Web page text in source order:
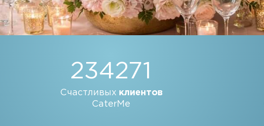
234271
Счастливых клиентов
CaterMe